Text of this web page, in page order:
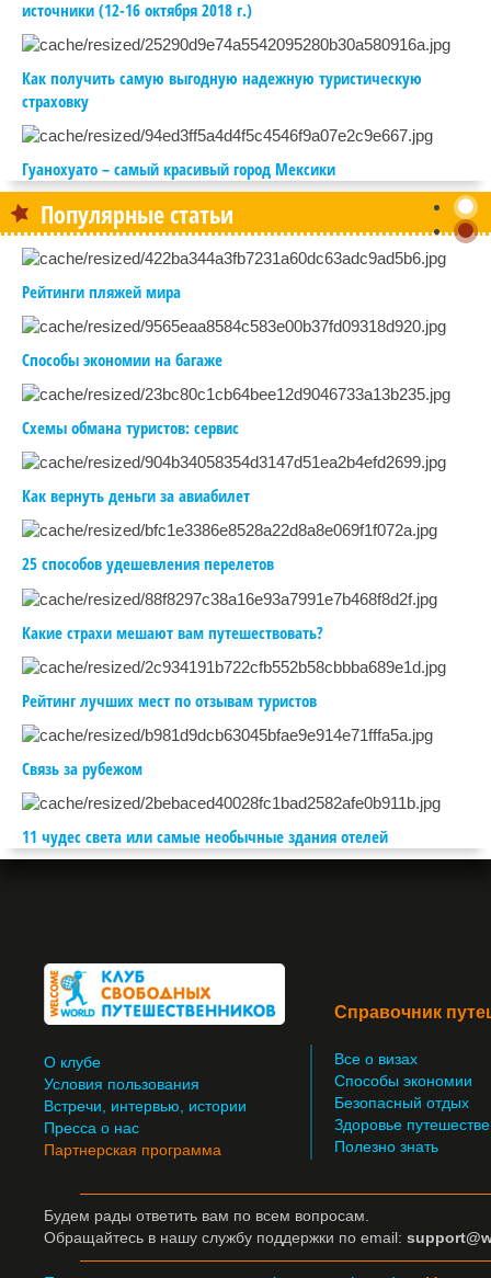
источники (12-16 октября 2018 г.)
Как получить самую выгодную надежную туристическую
страховку
Гуанохуато – самый красивый город Мексики
Популярные статьи
Рейтинги пляжей мира
Способы экономии на багаже
Схемы обмана туристов: сервис
Как вернуть деньги за авиабилет
25 способов удешевления перелетов
Какие страхи мешают вам путешествовать?
Рейтинг лучших мест по отзывам туристов
Связь за рубежом
11 чудес света или самые необычные здания отелей
О клубе
Условия пользования
Встречи, интервью, истории
Пресса о нас
Партнерская программа
Справочник
Все о визах
Способы экономии
Безопасный отдых
Здоровье
Полезно знать
Будем рады ответить вам по всем вопросам.
Обращайтесь в нашу службу поддержки по email: